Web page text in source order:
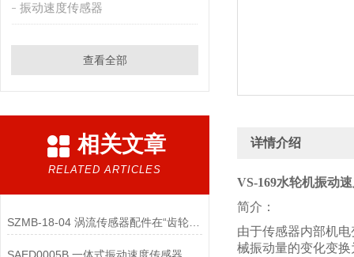
振动速度传感器
查看全部
相关文章
RELATED ARTICLES
SZMB-18-04 涡流传感器配件在“齿轮箱与低速重载机械”监测中的应用
详情介绍
VS-169水轮机振动
简介：
由于传感器内部机
械振动量的变化变